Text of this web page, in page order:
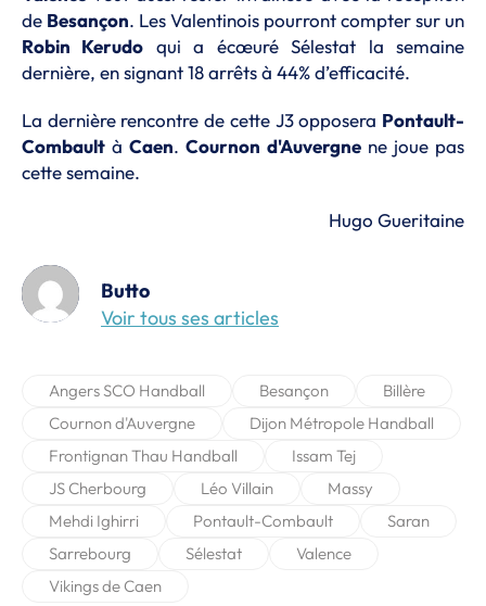
de Besançon. Les Valentinois pourront compter sur un
Robin Kerudo qui a écœuré Sélestat la semaine
dernière, en signant 18 arrêts à 44% d’efficacité.
La dernière rencontre de cette J3 opposera Pontault-
Combault àCaen.Cournon d'Auvergnene joue pas
cette semaine.
Hugo Gueritaine
Butto
Voir tous ses articles
Angers SCO Handball Besançon
Billère
Cournon d'Auvergne
Dijon Métropole Handball
Frontignan Thau Handball
Issam Tej
JS Cherbourg
Léo Villain
Massy
Mehdi Ighirri
Pontault-Combault
Saran
Sarrebourg
Sélestat
Valence
Vikings de Caen